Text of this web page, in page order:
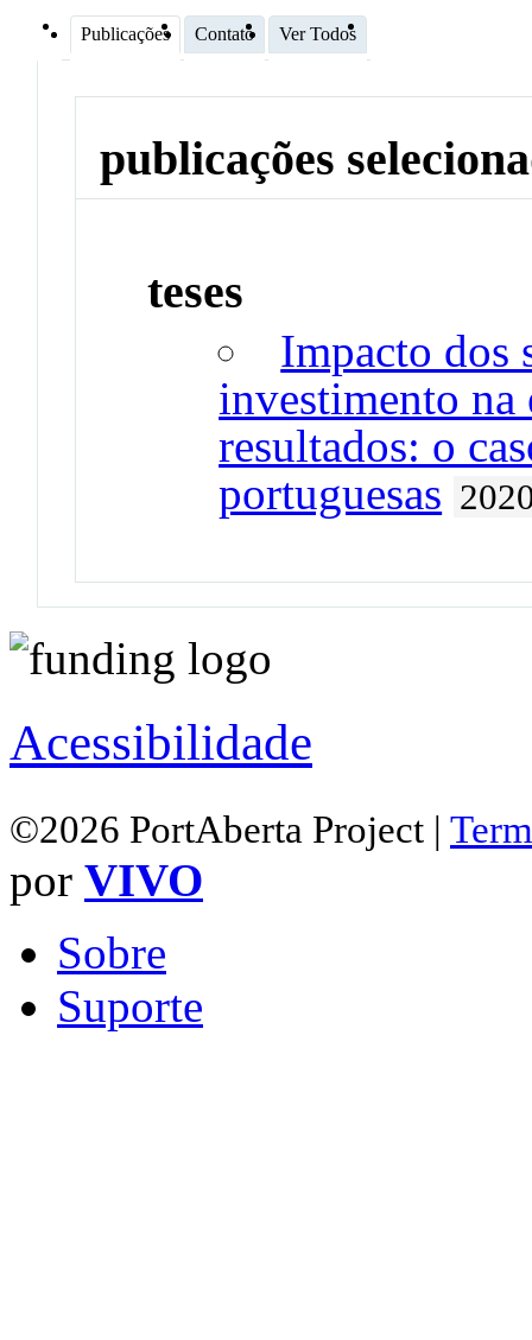
Publicações Contato Ver Todos
publicações
teses
Impacto dos
investimento na
resultados: o
portuguesas
Acessibilidade
©2026 PortAberta Project |
por VIVO
Sobre
Suporte